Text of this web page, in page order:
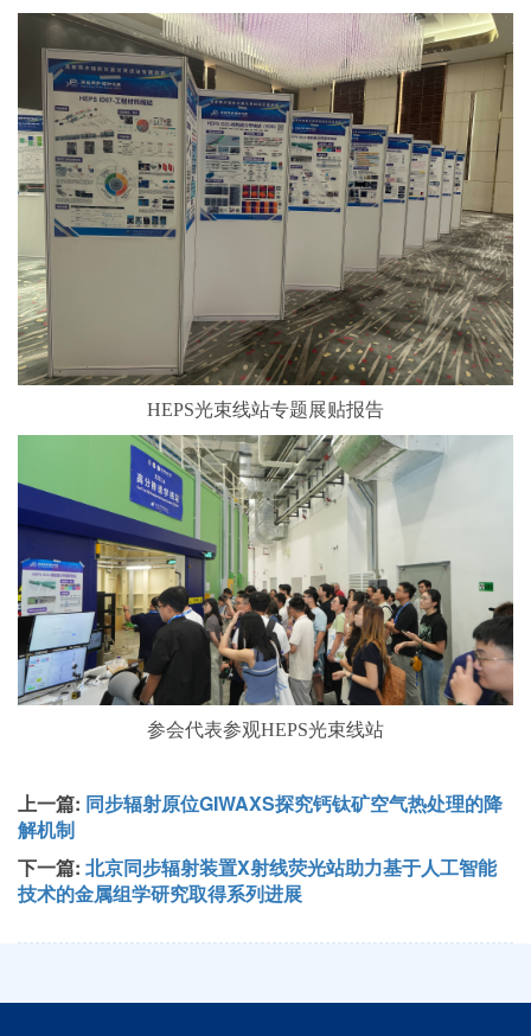
HEPS光束线站专题展贴报告
参会代表参观HEPS光束线站
上一篇: 同步辐射原位GIWAXS探究钙钛矿空气热处理的降
解机制
下一篇: 北京同步辐射装置X射线荧光站助力基于人工智能
技术的金属组学研究取得系列进展